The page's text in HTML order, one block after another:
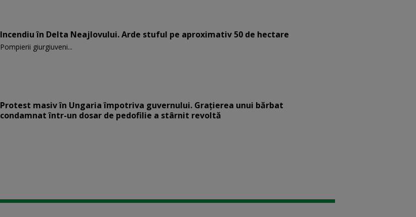
Incendiu în Delta Neajlovului. Arde stuful pe aproximativ 50 de hectare
Pompierii giurgiuveni...
Protest masiv în Ungaria împotriva guvernului. Graţierea unui bărbat
condamnat într-un dosar de pedofilie a stârnit revoltă